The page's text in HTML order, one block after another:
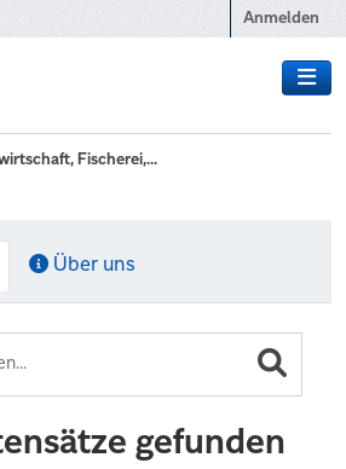
Anmelden
Fischerei,...
Über uns
gefunden